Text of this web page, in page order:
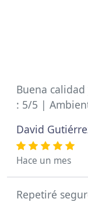
Buena
: 5/5 |
David
Hace un mes
Repetiré